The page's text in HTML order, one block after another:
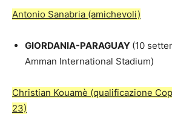
Antonio Sanabria (amichevoli)
GIORDANIA-PARAGUAY (10
Amman International Stadium)
Christian Kouamè (qualificazione
23)